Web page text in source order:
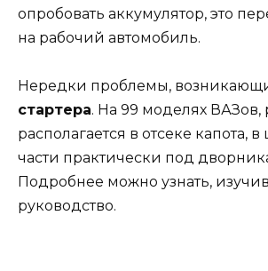
опробовать аккумулятор, это
на рабочий автомобиль.
Нередки проблемы,
стартера. На 99 моделях ВАЗов,
располагается в отсеке капота,
части практически под
Подробнее можно узнать,
руководство.